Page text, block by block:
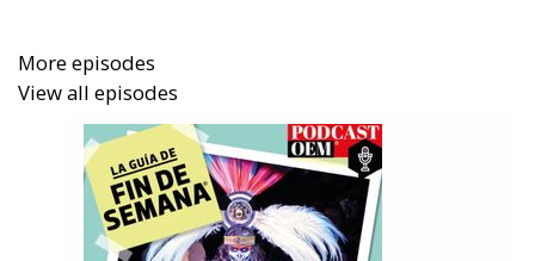
aniversario.
Puedes conocer más de estas recomendaciones
con la Srita. Etcétera enEl Sol de México.
More episodes
View all episodes